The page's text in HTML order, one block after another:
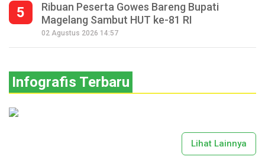
5
Ribuan Peserta Gowes Bareng Bupati
Magelang Sambut HUT ke-81 RI
02 Agustus 2026 14:57
Infografis Terbaru
Lihat Lainnya